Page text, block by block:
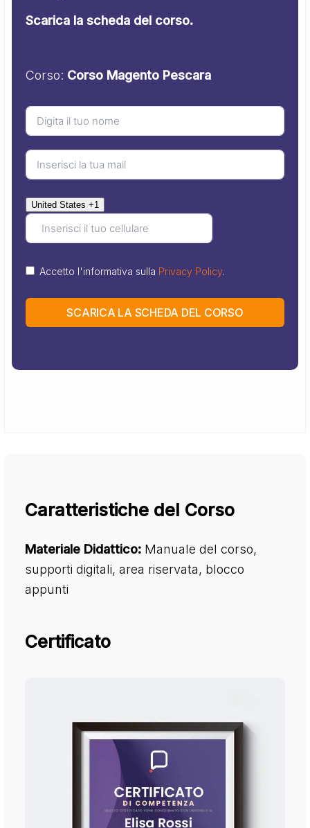
Scarica la scheda del corso.
Corso: Corso Magento Pescara
United States +1
Accetto l'informativa sulla Privacy Policy.
SCARICA LA SCHEDA DEL CORSO
Caratteristiche del Corso
Materiale Didattico: Manuale del corso,
supporti digitali, area riservata, blocco
appunti
Certificato